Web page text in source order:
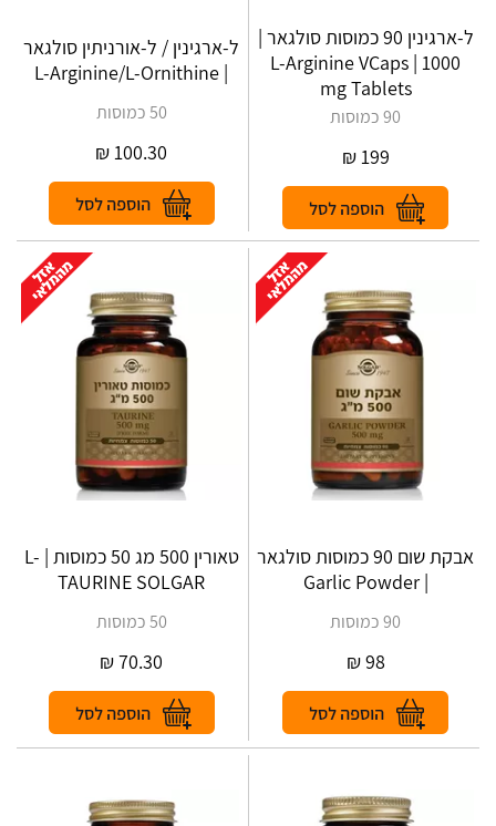
ל-ארגינין 90 כמוסות סולגאר |
L-Arginine VCaps | 1000
mg Tablets
90 כמוסות
199
₪
ל-ארגינין / ל-אורניתין סולגאר
| L-Arginine/L-Ornithine
50 כמוסות
100.30
₪
אבקת שום 90 כמוסות סולגאר
| Garlic Powder
90 כמוסות
98
₪
טאורין 500 מג 50 כמוסות | L-
TAURINE SOLGAR
50 כמוסות
70.30
₪